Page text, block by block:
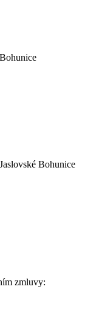
Bohunice
zmluvy: